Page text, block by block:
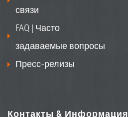
связи
FAQ | Часто
задаваемые вопросы
Пресс-релизы
Контакты & Информация